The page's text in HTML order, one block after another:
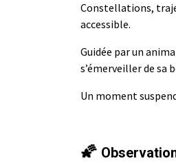
Constellations,
accessible.
Guidée par un
s’émerveiller de sa
Un moment
🌠